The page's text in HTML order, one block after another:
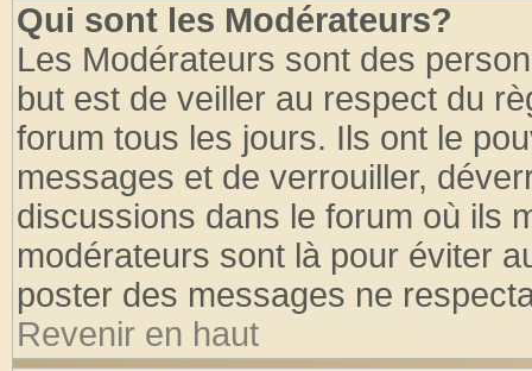
Qui sont les Modérateurs?
Les Modérateurs sont des
but est de veiller au respect du
forum tous les jours. Ils ont le
messages et de verrouiller,
discussions dans le forum où ils
modérateurs sont là pour éviter
poster des messages ne
Revenir en haut